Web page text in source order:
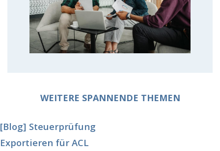
WEITERE SPANNENDE THEMEN
[Blog] Steuerprüfung
Exportieren für ACL